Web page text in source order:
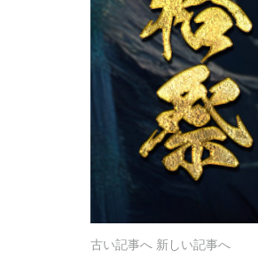
古い記事へ 新しい記事へ